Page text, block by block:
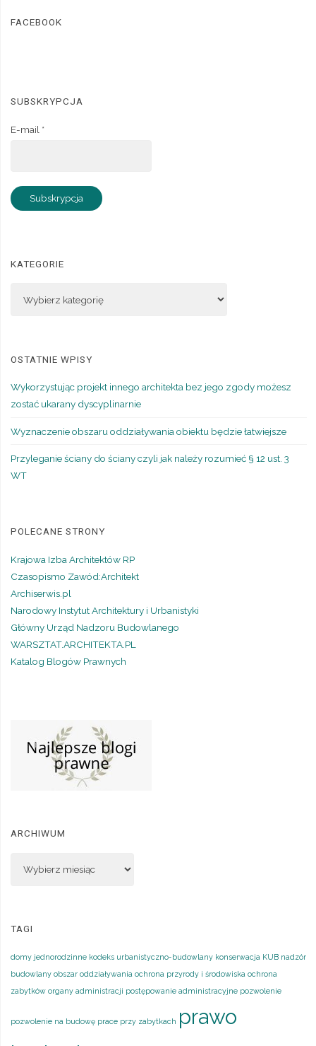
FACEBOOK
SUBSKRYPCJA
E-mail *
KATEGORIE
OSTATNIE WPISY
Wykorzystując projekt innego architekta bez jego zgody możesz
zostać ukarany dyscyplinarnie
Wyznaczenie obszaru oddziaływania obiektu będzie łatwiejsze
Przyleganie ściany do ściany czyli jak należy rozumieć § 12 ust. 3
WT
POLECANE STRONY
Krajowa Izba Architektów RP
Czasopismo Zawód:Architekt
Archiserwis.pl
Narodowy Instytut Architektury i Urbanistyki
Główny Urząd Nadzoru Budowlanego
WARSZTAT.ARCHITEKTA.PL
Katalog Blogów Prawnych
ARCHIWUM
TAGI
domy jednorodzinne kodeks urbanistyczno-budowlany konserwacja KUB nadzór
budowlany obszar oddziaływania ochrona przyrody i środowiska ochrona
zabytków organy administracji postępowanie administracyjne pozwolenie
pozwolenie na budowę prace przy zabytkach prawo